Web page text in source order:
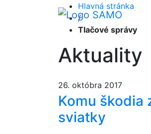
Hlavná stránka
/
Tlačové správy
Aktuality
26. októbra 2017
Komu škodia
sviatky